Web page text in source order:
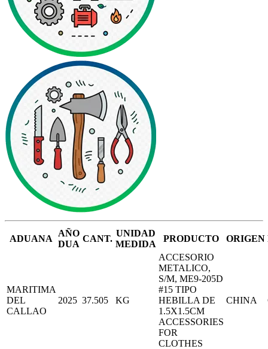
ADUANA
AÑO
DUA
CANT.
UNIDAD
MEDIDA
PRODUCTO ORIGEN
MARITIMA
DEL
CALLAO
2025 37.505 KG
ACCESORIO
METALICO,
S/M, ME9-205D
#15 TIPO
HEBILLA DE
1.5X1.5CM
ACCESSORIES
FOR
CLOTHES
CHINA